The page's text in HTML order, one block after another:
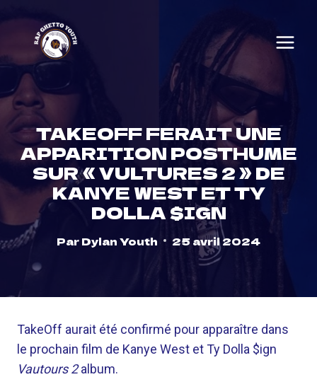
content
TAKEOFF FERAIT UNE
APPARITION POSTHUME
SUR « VULTURES 2 » DE
KANYE WEST ET TY
DOLLA $IGN
ParDylan Youth 25 avril 2024
TakeOff aurait été confirmé pour apparaître dans
le prochain film de Kanye West et Ty Dolla $ign
Vautours 2album.